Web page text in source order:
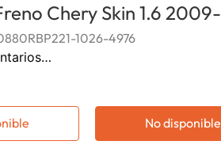
Chery Skin 1.6 2009-
1026-4976
No disponible